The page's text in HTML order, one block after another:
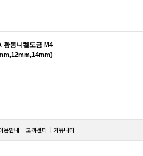
황동니켈도금 M4
용안내 고객센터 커뮤니티